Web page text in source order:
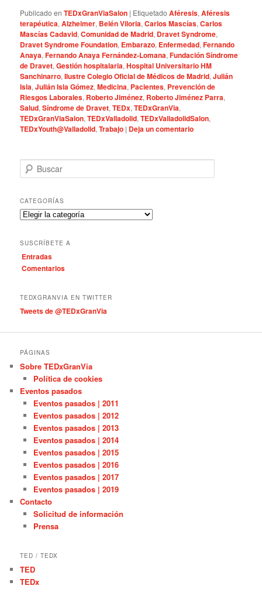
Publicado en TEDxGranViaSalon | Etiquetado Aféresis,Aféresis
terapéutica,Alzheimer, Belén Viloria,Carlos Mascías,Carlos
Mascías Cadavid,Comunidad de Madrid, Dravet Syndrome,
Dravet Syndrome Foundation, Embarazo, Enfermedad,Fernando
Anaya,Fernando Anaya Fernández-Lomana,Fundación Síndrome
de Dravet,Gestión hospitalaria,Hospital Universitario HM
Sanchinarro,Ilustre Colegio Oficial de Médicos de Madrid,Julián
Isla,Julián Isla Gómez,Medicina, Pacientes, Prevención de
Riesgos Laborales, Roberto Jiménez, Roberto Jiménez Parra,
Salud,Síndrome de Dravet,TEDx,TEDxGranVia,
TEDxGranViaSalon,TEDxValladolid,TEDxValladolidSalon,
TEDxYouth@Valladolid,Trabajo | Deja un comentario
u
c
a
r
CATEGORÍAS
C
e
g
o
a
s
SUSCRÍBETE A
Entradas
Comentarios
TEDXGRANVIA EN TWITTER
Tweets de @TEDxGranVia
PÁGINAS
Sobre TEDxGranVia
Política de cookies
Eventos pasados
Eventos pasados | 2011
Eventos pasados | 2012
Eventos pasados | 2013
Eventos pasados | 2014
Eventos pasados | 2015
Eventos pasados | 2016
Eventos pasados | 2017
Eventos pasados | 2019
Contacto
Solicitud de información
Prensa
TED / TEDX
TED
TEDx